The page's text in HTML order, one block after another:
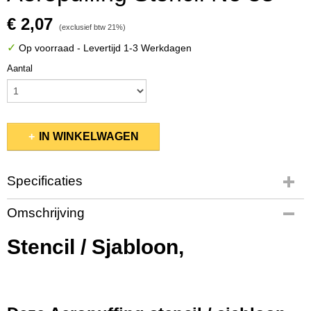
€ 2,07 (exclusief btw 21%)
✓ Op voorraad - Levertijd 1-3 Werkdagen
Aantal
IN WINKELWAGEN
Specificaties
Productcode
10103/033
EAN code
2200004512709
Omschrijving
Stencil / Sjabloon,